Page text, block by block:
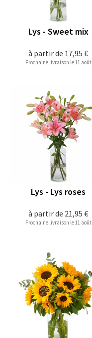
à partir de 17,95 €
Lys - Sweet mix
Prochaine livraison le 11 août
à partir de 21,95 €
Lys - Lys roses
Prochaine livraison le 11 août